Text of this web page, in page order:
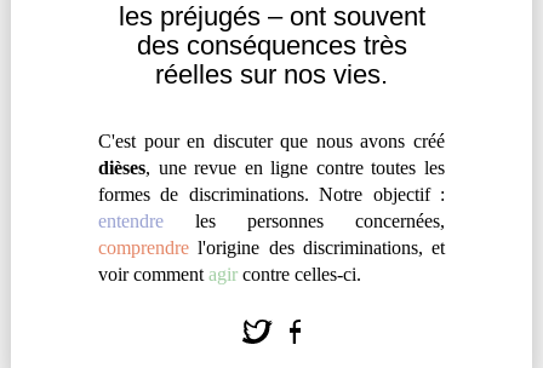
lespréjugés – ont souvent
desconséquences très
réelles sur nos vies.
C'est pour en discuter que nous avons créé
dièses, une revue en ligne contre toutes les
formes de discriminations. Notre objectif :
entendre les personnes concernées,
comprendre l'origine des discriminations, et
voir comment agir contre celles-ci.
l’influence qu’a son handicap sur la manière
dont la société la perçoit (ou non)en tant que
.
Franceoffre sous la plume de Virginie Enée
unerecensiondu livreMauvais traitements,
pourquoi les femmes sont mal soignées, de
Delphine Bauer et Ariane Puccini,qui s’efforce
notamment de comprendre pourquoi les
femmes sont surreprésentées parmi les
victimes de scandales sanitaires.